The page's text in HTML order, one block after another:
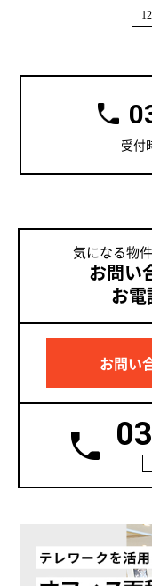
受付
気になる物
お問い
お電
お問い